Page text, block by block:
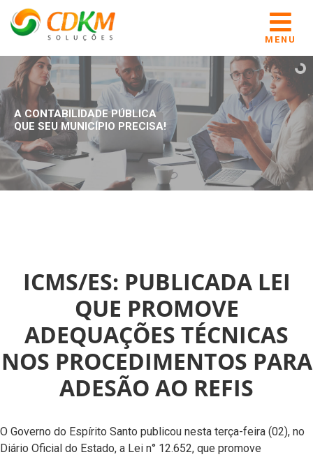
MENU
A CONTABILIDADE PÚBLICA
QUE SEU MUNICÍPIO PRECISA!
ICMS/ES: PUBLICADA LEI
QUE PROMOVE
ADEQUAÇÕES TÉCNICAS
NOS PROCEDIMENTOS PARA
ADESÃO AO REFIS
O Governo do Espírito Santo publicou nesta terça-feira (02), no
Diário Oficial do Estado, a Lei n° 12.652, que promove